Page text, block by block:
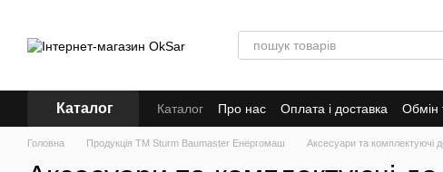
Каталог Каталог Про нас Оплата і доставка Обмін
Кредит
Головна Продукція ТМ Sturm Baumaster Енергомаш Аксесуари та комплектуючі